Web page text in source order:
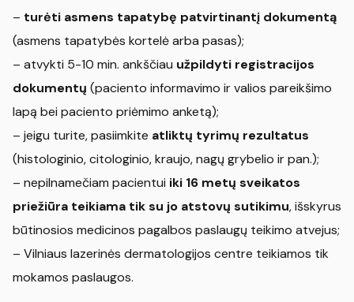
– turėti asmens tapatybę patvirtinantį dokumentą
(asmens tapatybės kortelė arba pasas);
– atvykti 5-10 min. ankščiau užpildyti registracijos
dokumentų (paciento informavimo ir valios pareikšimo
lapą bei paciento priėmimo anketą);
– jeigu turite, pasiimkite atliktų tyrimų rezultatus
(histologinio, citologinio, kraujo, nagų grybelio ir pan.);
– nepilnamečiam pacientui iki 16 metų sveikatos
priežiūra teikiama tik su jo atstovų sutikimu, išskyrus
būtinosios medicinos pagalbos paslaugų teikimo atvejus;
– Vilniaus lazerinės dermatologijos centre teikiamos tik
mokamos paslaugos.